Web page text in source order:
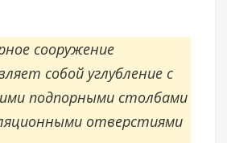
сооружение
собой углубление с
подпорными столбами
отверстиями